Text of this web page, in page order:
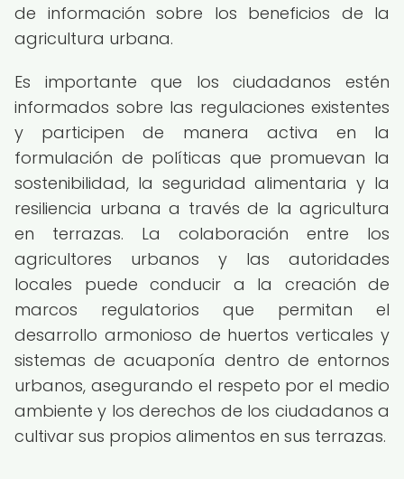
de información sobre los beneficios de la
agricultura urbana.
Es importante que los ciudadanos estén
informados sobre las regulaciones existentes
y participen de manera activa en la
formulación de políticas que promuevan la
sostenibilidad, la seguridad alimentaria y la
resiliencia urbana a través de la agricultura
en terrazas. La colaboración entre los
agricultores urbanos y las autoridades
locales puede conducir a la creación de
marcos regulatorios que permitan el
desarrollo armonioso de huertos verticales y
sistemas de acuaponía dentro de entornos
urbanos, asegurando el respeto por el medio
ambiente y los derechos de los ciudadanos a
cultivar sus propios alimentos en sus terrazas.